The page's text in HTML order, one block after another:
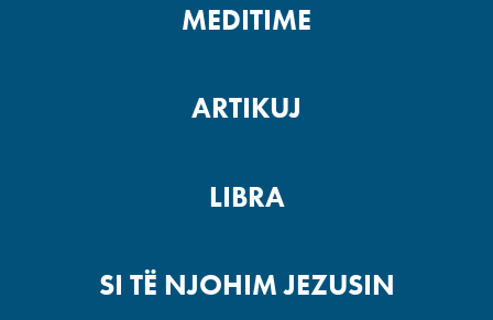
MEDITIME
ARTIKUJ
LIBRA
SI TË NJOHIM JEZUSIN